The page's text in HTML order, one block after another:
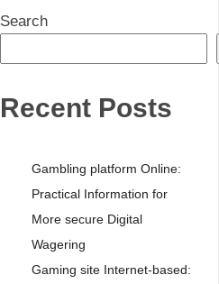
Search
Recent Posts
Gambling platform Online:
Practical Information for
More secure Digital
Wagering
Gaming site Internet-based: